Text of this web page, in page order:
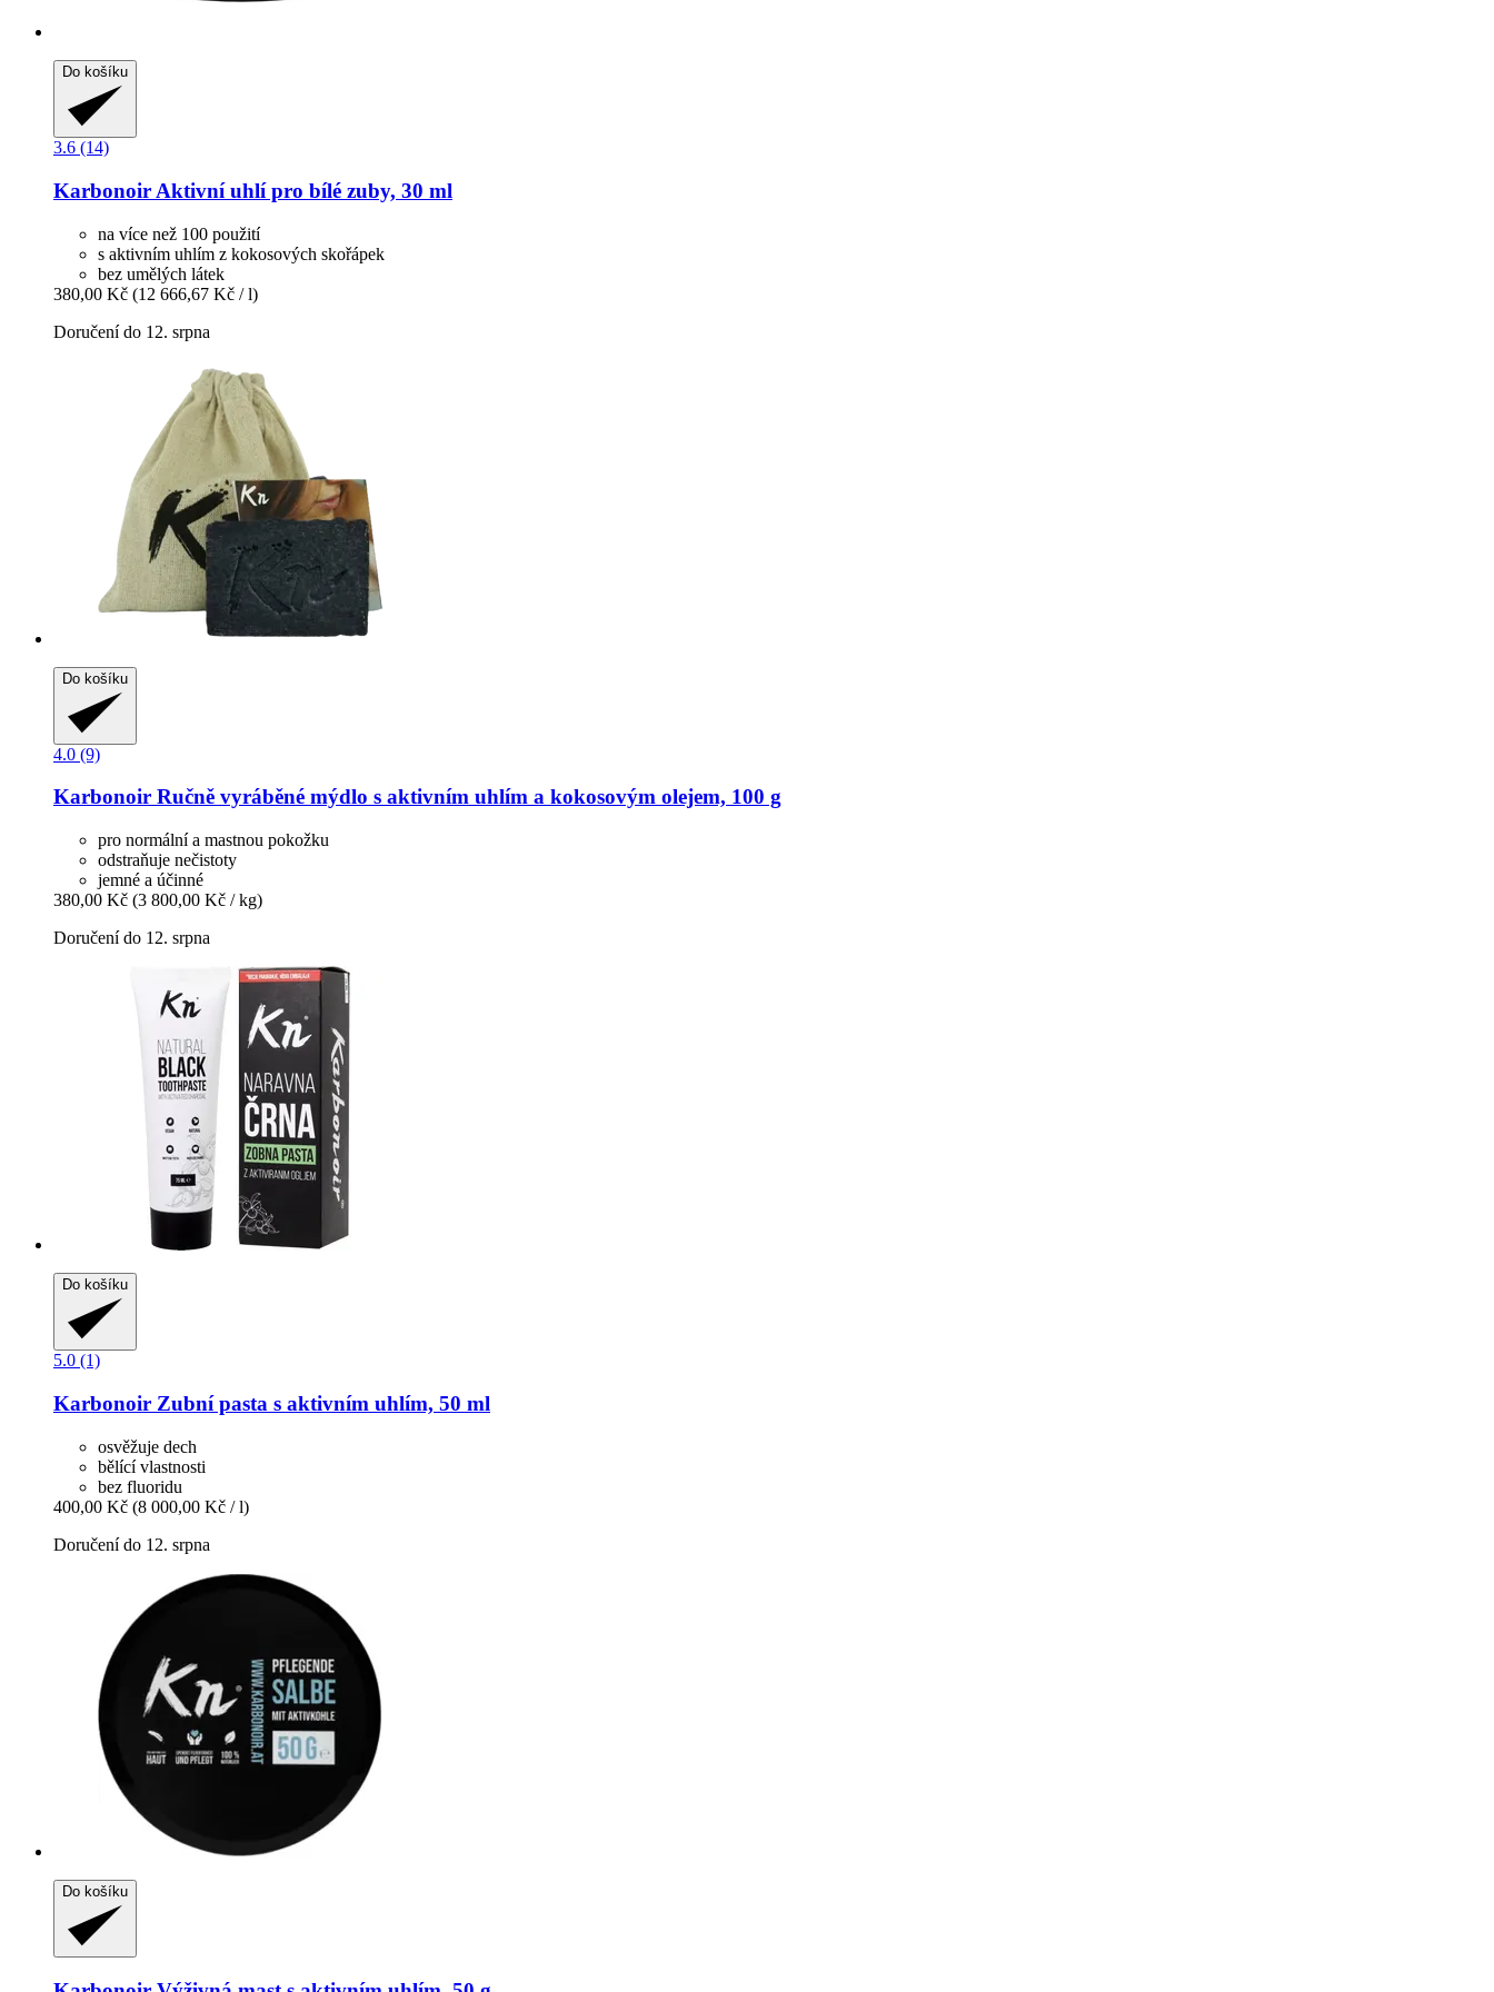
Do košíku
3.6 (14)
Karbonoir Aktivní uhlí pro bílé zuby, 30 ml
na více než 100 použití
s aktivním uhlím z kokosových skořápek
bez umělých látek
380,00 Kč (12 666,67 Kč / l)
Doručení do 12. srpna
Do košíku
4.0 (9)
Karbonoir Ručně vyráběné mýdlo s aktivním uhlím a kokosovým olejem, 100 g
pro normální a mastnou pokožku
odstraňuje nečistoty
jemné a účinné
380,00 Kč (3 800,00 Kč / kg)
Doručení do 12. srpna
Do košíku
5.0 (1)
Karbonoir Zubní pasta s aktivním uhlím, 50 ml
osvěžuje dech
bělící vlastnosti
bez fluoridu
400,00 Kč (8 000,00 Kč / l)
Doručení do 12. srpna
Do košíku